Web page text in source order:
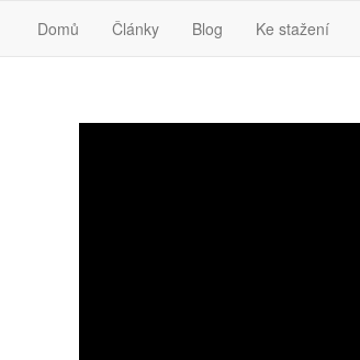
Domů Články Blog Ke stažení